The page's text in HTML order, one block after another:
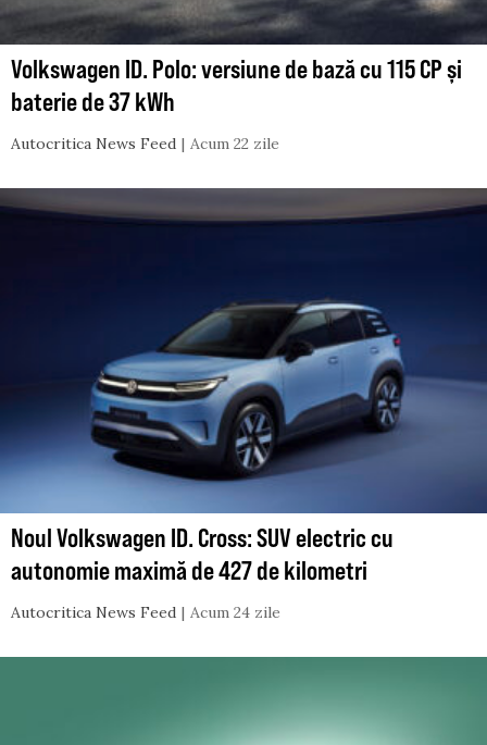
Volkswagen ID. Polo: versiune de bază cu 115 CP și
baterie de 37 kWh
Autocritica News Feed Acum 22 zile
Noul Volkswagen ID. Cross: SUV electric cu
autonomie maximă de 427 de kilometri
Autocritica News Feed Acum 24 zile